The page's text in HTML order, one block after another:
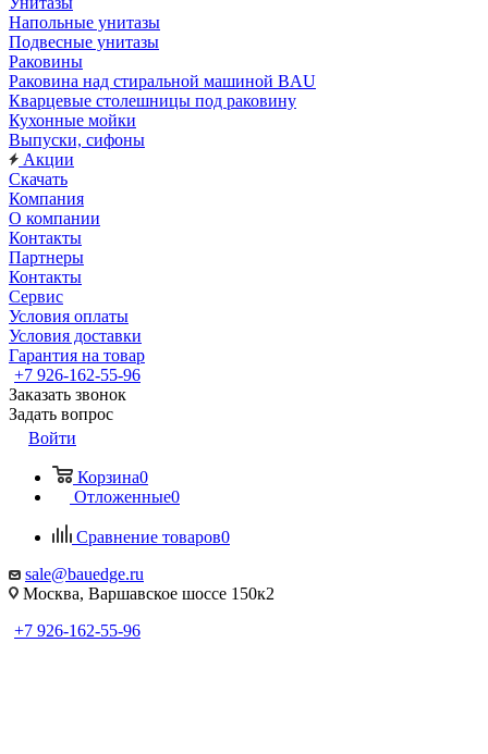
Напольные унитазы
Подвесные унитазы
Раковины
Раковина над стиральной машиной BAU
Кварцевые столешницы под раковину
Кухонные мойки
Выпуски, сифоны
Акции
Скачать
Компания
О компании
Контакты
Партнеры
Контакты
Сервис
Условия оплаты
Условия доставки
Гарантия на товар
+7 926-162-55-96
Заказать звонок
Задать вопрос
Войти
Корзина0
Отложенные0
Сравнение товаров0
sale@bauedge.ru
Москва, Варшавское шоссе 150к2
+7 926-162-55-96